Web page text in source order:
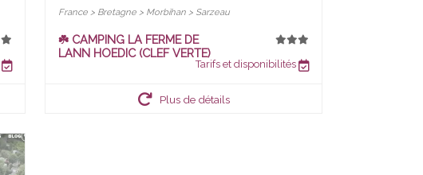
France > Bretagne > Morbihan > Sarzeau
☘️ CAMPING LA FERME DE
LANN HOEDIC (CLEF VERTE)
Tarifs et disponibilités
Plus de détails